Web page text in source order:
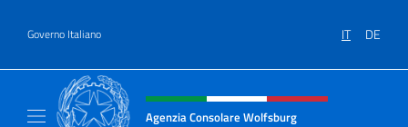
Governo Italiano IT DE
Intestazione sito, social e menù
Agenzia Consolare Wolfsburg